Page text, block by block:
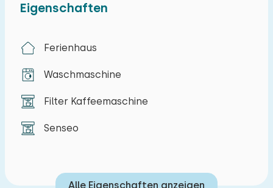
sich ebenfalls auf dem Campingplatzgelände.
Auch die Region Noord-Beveland hat viel zu
das Knotenpunktnetz und entdecken Sie die
umliegende Natur und die Dörfer. Spazieren Sie
zum Beispiel durch den Rosengarten in Kats,
radeln Sie zur Colijnsplaat und entdecken Sie die
Ausflug mit einer Bootsfahrt, bei der Sie vielleicht
Eigenschaften
Ferienhaus
Waschmaschine
Filter Kaffeemaschine
Senseo
Alle Eigenschaften anzeigen